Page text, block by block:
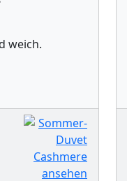
weich.